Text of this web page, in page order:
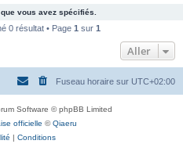
c
e
vous avez spécifiés.
0 résultat • Page 1 sur 1
Aller
Fuseau horaire sur UTC+02:00
Software © phpBB Limited
officielle ©Qiaeru
| Conditions